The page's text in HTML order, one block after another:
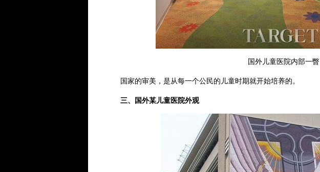
国外儿童医院内部一瞥
国家的审美，是从每一个公民的儿童时期就开始培养的。
三、国外某儿童医院外观